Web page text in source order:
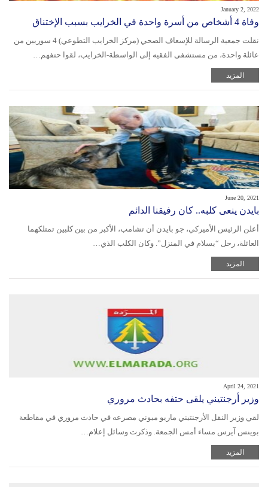
January 2, 2022
وفاة 4 أشخاص من أسرة واحدة في الخرايب بسبب الإختناق
نقلت جمعية الرسالة للإسعاف الصحي (مركز الخرايب التطوعي) 4 سوريين من
عائلة واحدة، من مستشفى الفقيه إلى الواسطة-الخرايب، لقوا حتفهم…
المزيد
June 20, 2021
بايدن ينعى كلبه.. كان رفيقنا الدائم
أعلن الرئيس الأميركي، جو بايدن أن تشامب، الأكبر من بين كلبين تمتلكهما
العائلة، رحل “بسلام في المنزل”. وكان الكلب الذي…
المزيد
April 24, 2021
وزير أرجنتيني يلقى حتفه بحادث مروري
لقي وزير النقل الأرجنتيني ماريو ميوني مصرعه في حادث مروري في مقاطعة
بوينس آيرس مساء أمس الجمعة. وذكرت وسائل إعلام…
المزيد